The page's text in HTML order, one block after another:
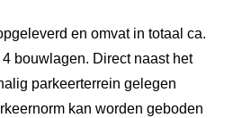
en omvat in totaal ca.
bouwlagen. Direct naast het
parkeerterrein gelegen
kan worden geboden